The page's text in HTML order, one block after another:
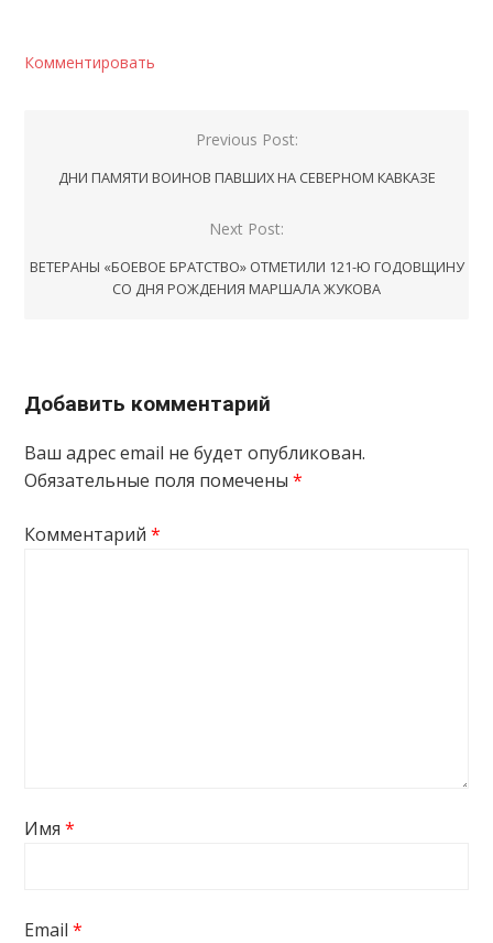
Комментировать
записям
Previous Post:
ДНИ ПАМЯТИ ВОИНОВ ПАВШИХ НА СЕВЕРНОМ КАВКАЗЕ
Next Post:
ВЕТЕРАНЫ «БОЕВОЕ БРАТСТВО» ОТМЕТИЛИ 121-Ю ГОДОВЩИНУ
СО ДНЯ РОЖДЕНИЯ МАРШАЛА ЖУКОВА
Добавить комментарий
Ваш адрес email не будет опубликован.
Обязательные поля помечены*
Комментарий*
Имя*
Email*